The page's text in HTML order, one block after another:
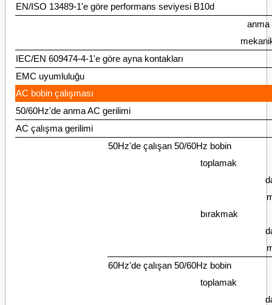
EN/ISO 13489-1'e göre performans seviyesi B10d
anma
IEC/EN 609474-4-1'e göre ayna kontakları
EMC uyumluluğu
AC bobin çalışması
50/60Hz'de anma AC gerilimi
AC çalışma gerilimi
50Hz'de çalışan 50/60Hz bobin
toplamak
bırakmak
60Hz'de çalışan 50/60Hz bobin
toplamak